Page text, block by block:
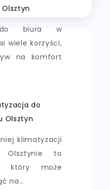
do biura w
wiele korzyści,
na komfort
do
Olsztyn
klimatyzacji
to
który może
na…